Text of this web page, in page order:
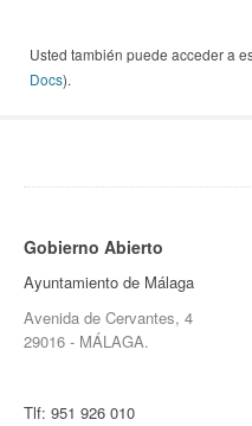
Usted también puede acceder a
Docs).
Gobierno Abierto
Ayuntamiento de Málaga
Avenida de Cervantes, 4
29016 - MÁLAGA.
Tlf: 951 926 010